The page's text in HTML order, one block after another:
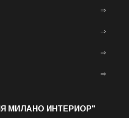
⇒
⇒
⇒
⇒
МИЛАНО ИНТЕРИОР"